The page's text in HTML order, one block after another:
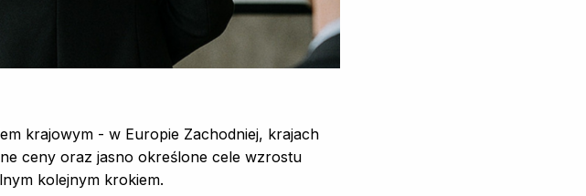
krajowym - w Europie Zachodniej, krajach
ceny oraz jasno określone cele wzrostu
kolejnym krokiem.